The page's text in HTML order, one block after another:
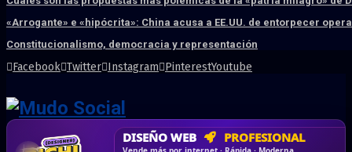
«Arrogante» e «hipócrita»: China acusa a EE.UU. de entorpecer
Constitucionalismo, democracia y representación
Facebook Twitter Instagram PinterestYoutube
HOSTING SSD SÚPER RÁPIDO
DISEÑO WEB PROFESIONAL
CRM & DASHBOARD A MEDIDA
CORREO CORPORATIVO